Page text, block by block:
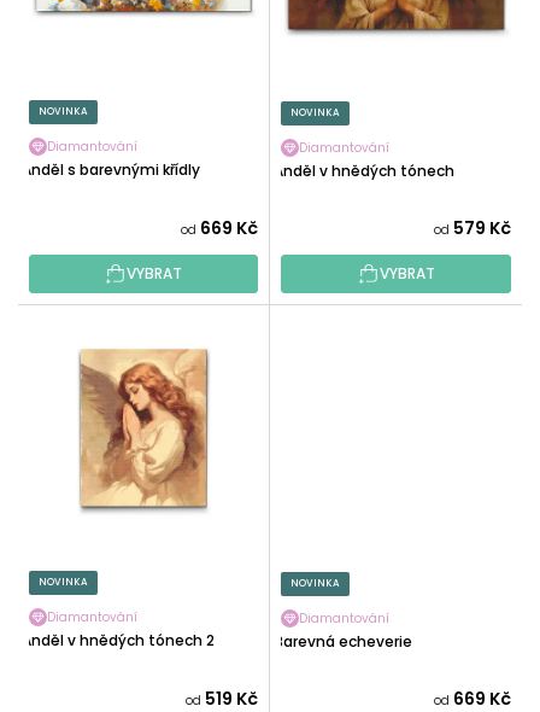
T
ŮU
K
T
NOVINKA
Diamantování
Anděl s barevnými křídly
od 669 Kč
VYBRAT
NOVINKA
Diamantování
Anděl v hnědých tónech
od 579 Kč
VYBRAT
NOVINKA
Diamantování
Anděl v hnědých tónech 2
od 519 Kč
NOVINKA
Diamantování
Barevná echeverie
od 669 Kč